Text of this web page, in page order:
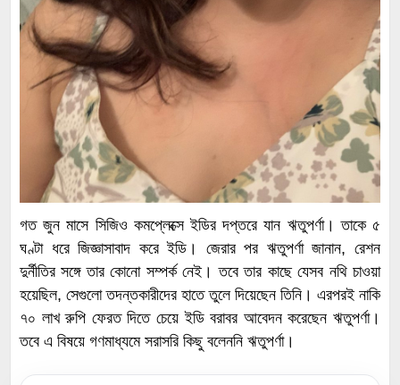
গত জুন মাসে সিজিও কমপ্লেক্সে ইডির দপ্তরে যান ঋতুপর্ণা। তাকে ৫
ঘণ্টা ধরে জিজ্ঞাসাবাদ করে ইডি। জেরার পর ঋতুপর্ণা জানান, রেশন
দুর্নীতির সঙ্গে তার কোনো সম্পর্ক নেই। তবে তার কাছে যেসব নথি চাওয়া
হয়েছিল, সেগুলো তদন্তকারীদের হাতে তুলে দিয়েছেন তিনি। এরপরই নাকি
৭০ লাখ রুপি ফেরত দিতে চেয়ে ইডি বরাবর আবেদন করেছেন ঋতুপর্ণা।
তবে এ বিষয়ে গণমাধ্যমে সরাসরি কিছু বলেননি ঋতুপর্ণা।